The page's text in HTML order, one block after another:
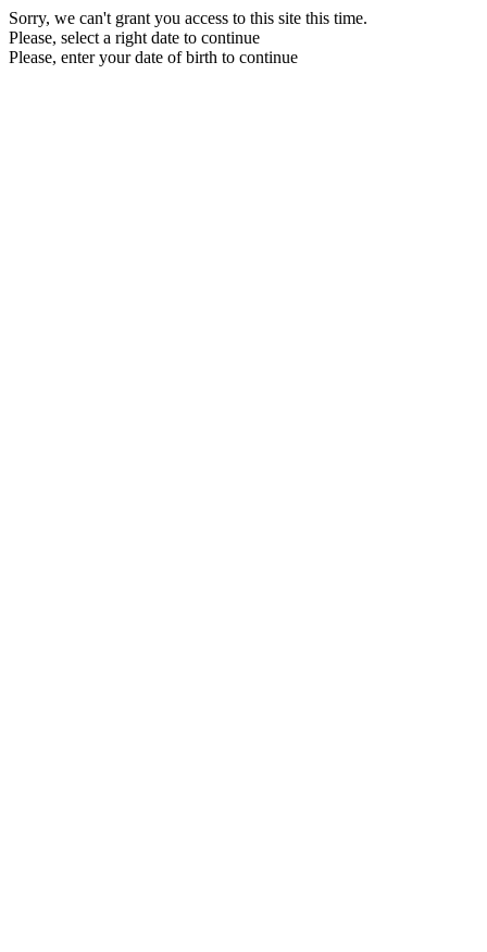
Sorry, we can't grant you access to this site this time.
Please, select a right date to continue
Please, enter your date of birth to continue